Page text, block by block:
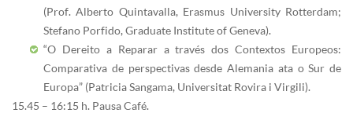
(Prof. Alberto Quintavalla, Erasmus University Rotterdam;
Stefano Porfido, Graduate Institute of Geneva).
“O Dereito a Reparar a través dos Contextos Europeos:
Comparativa de perspectivas desde Alemania ata o Sur de
Europa” (Patricia Sangama, Universitat Rovira i Virgili).
15.45 – 16:15 h. Pausa Café.